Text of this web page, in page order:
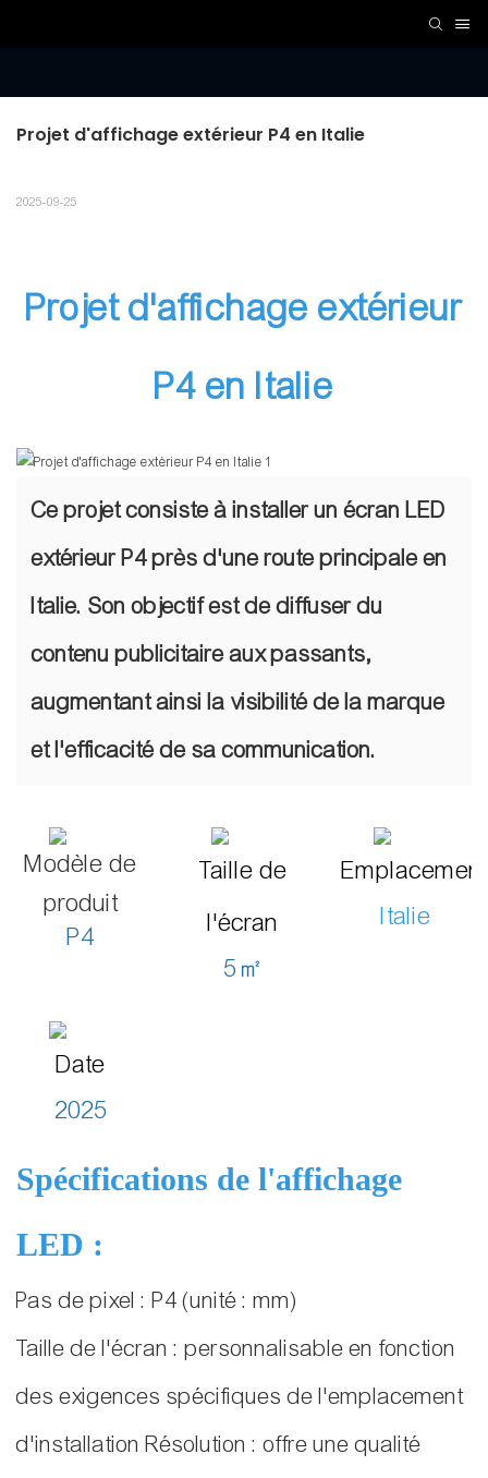
Projet d'affichage extérieur P4 en Italie
2025-09-25
Projet d'affichage extérieur
P4 en Italie
Ce projet consiste à installer un écran LED
extérieur P4 près d'une route principale en
Italie. Son objectif est de diffuser du
contenu publicitaire aux passants,
augmentant ainsi la visibilité de la marque
et l'efficacité de sa communication.
Modèle de
produit
P4
Taille de
l'écran
5㎡
Emplacement
Italie
Date
2025
Spécifications de l'affichage
LED :
Pas de pixel : P4 (unité : mm)
Taille de l'écran : personnalisable en fonction
des exigences spécifiques de l'emplacement
d'installation Résolution : offre une qualité